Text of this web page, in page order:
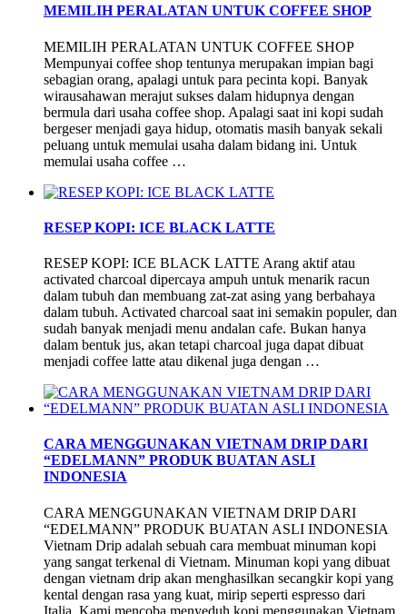
MEMILIH PERALATAN UNTUK COFFEE SHOP
MEMILIH PERALATAN UNTUK COFFEE SHOP
Mempunyai coffee shop tentunya merupakan impian bagi
sebagian orang, apalagi untuk para pecinta kopi. Banyak
wirausahawan merajut sukses dalam hidupnya dengan
bermula dari usaha coffee shop. Apalagi saat ini kopi sudah
bergeser menjadi gaya hidup, otomatis masih banyak sekali
peluang untuk memulai usaha dalam bidang ini. Untuk
memulai usaha coffee …
RESEP KOPI: ICE BLACK LATTE
RESEP KOPI: ICE BLACK LATTE Arang aktif atau
activated charcoal dipercaya ampuh untuk menarik racun
dalam tubuh dan membuang zat-zat asing yang berbahaya
dalam tubuh. Activated charcoal saat ini semakin populer, dan
sudah banyak menjadi menu andalan cafe. Bukan hanya
dalam bentuk jus, akan tetapi charcoal juga dapat dibuat
menjadi coffee latte atau dikenal juga dengan …
CARA MENGGUNAKAN VIETNAM DRIP DARI
“EDELMANN” PRODUK BUATAN ASLI
INDONESIA
CARA MENGGUNAKAN VIETNAM DRIP DARI
“EDELMANN” PRODUK BUATAN ASLI INDONESIA
Vietnam Drip adalah sebuah cara membuat minuman kopi
yang sangat terkenal di Vietnam. Minuman kopi yang dibuat
dengan vietnam drip akan menghasilkan secangkir kopi yang
kental dengan rasa yang kuat, mirip seperti espresso dari
Italia. Kami mencoba menyeduh kopi menggunakan Vietnam